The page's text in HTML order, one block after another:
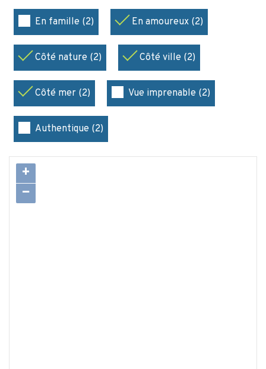
En famille (2) En amoureux (2)
Côté nature (2) Côté ville (2)
Côté mer (2) Vue imprenable (2)
Authentique (2)
+
−